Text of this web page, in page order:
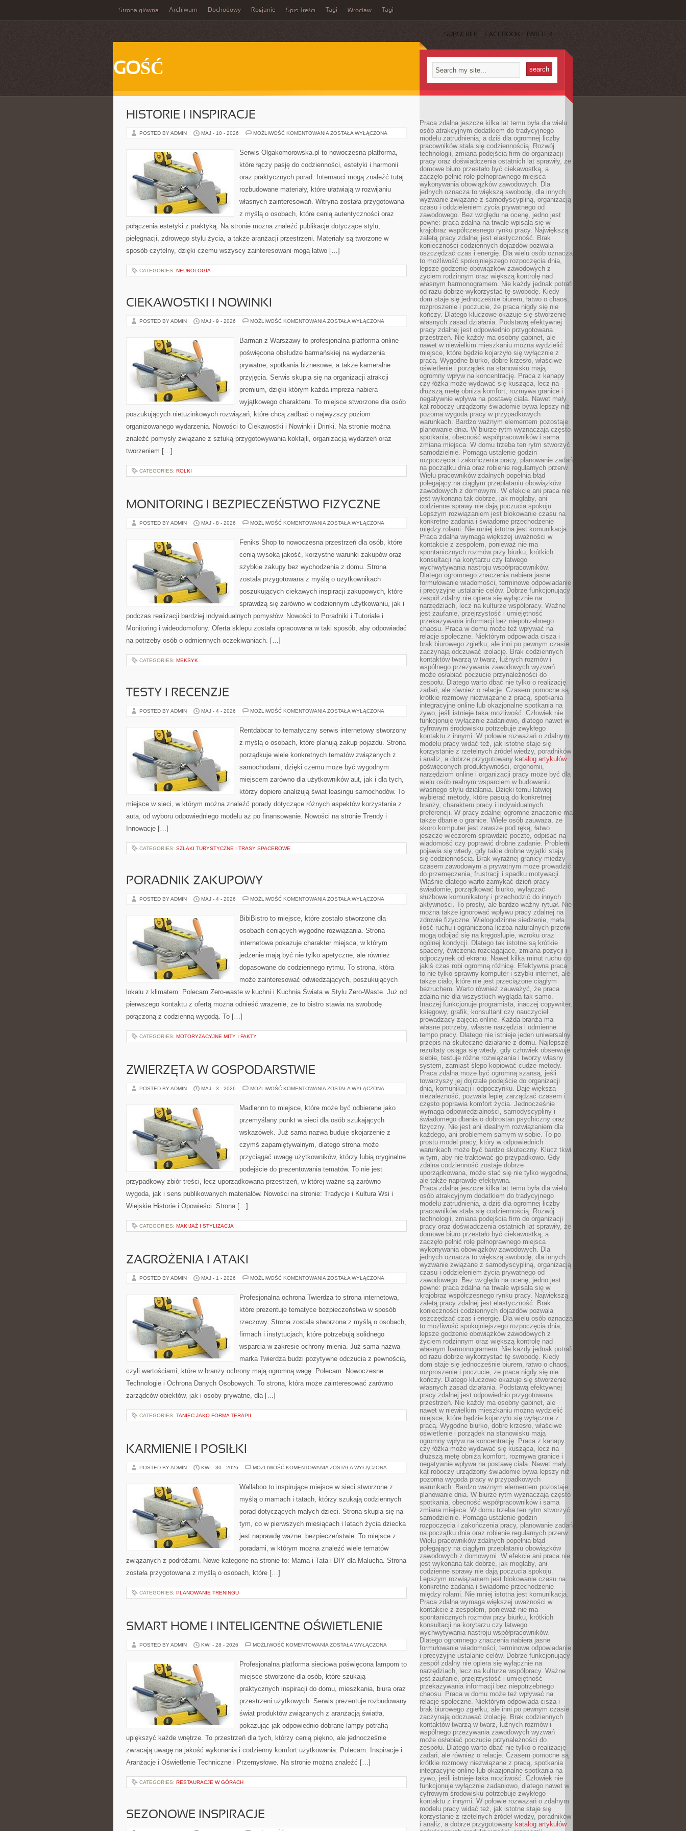
Strona główna Archiwum Dochodowy Rosjanie Spis Treści Tagi Wrocław Tagi
SUBSCRIBE FACEBOOK TWITTER
GOŚĆ
HISTORIE I INSPIRACJE
POSTED BY ADMIN MAJ - 10 - 2026 MOŻLIWOŚĆ KOMENTOWANIA HISTORIE
ZOSTAŁA WYŁĄCZONA
Serwis Olgakomorowska.pl to nowoczesna platforma,
które łączy pasję do codzienności, estetyki i harmonii
oraz praktycznych porad. Internauci mogą znaleźć tutaj
rozbudowane materiały, które ułatwiają w rozwijaniu
własnych zainteresowań. Witryna została przygotowana
z myślą o osobach, które cenią autentyczności oraz
połączenia estetyki z praktyką. Na stronie można znaleźć publikacje dotyczące stylu,
pielęgnacji, zdrowego stylu życia, a także aranżacji przestrzeni. Materiały są tworzone w
sposób czytelny, dzięki czemu wszyscy zainteresowani mogą łatwo […]
CATEGORIES: NEUROLOGIA
CIEKAWOSTKI I NOWINKI
POSTED BY ADMIN MAJ - 9 - 2026 MOŻLIWOŚĆ KOMENTOWANIA CIEKAWOSTKI
ZOSTAŁA WYŁĄCZONA
Barman z Warszawy to profesjonalna platforma online
poświęcona obsłudze barmańskiej na wydarzenia
prywatne, spotkania biznesowe, a także kameralne
przyjęcia. Serwis skupia się na organizacji atrakcji
premium, dzięki którym każda impreza nabiera
wyjątkowego charakteru. To miejsce stworzone dla osób
poszukujących nietuzinkowych rozwiązań, które chcą zadbać o najwyższy poziom
organizowanego wydarzenia. Nowości to Ciekawostki i Nowinki i Drinki. Na stronie można
znaleźć pomysły związane z sztuką przygotowywania koktajli, organizacją wydarzeń oraz
tworzeniem […]
CATEGORIES: ROLKI
MONITORING I BEZPIECZEŃSTWO FIZYCZNE
POSTED BY ADMIN MAJ - 8 - 2026 MOŻLIWOŚĆ KOMENTOWANIA MONITORING
FIZYCZNE
ZOSTAŁA WYŁĄCZONA
Feniks Shop to nowoczesna przestrzeń dla osób, które
cenią wysoką jakość, korzystne warunki zakupów oraz
szybkie zakupy bez wychodzenia z domu. Strona
została przygotowana z myślą o użytkownikach
poszukujących ciekawych inspiracji zakupowych, które
sprawdzą się zarówno w codziennym użytkowaniu, jak i
podczas realizacji bardziej indywidualnych pomysłów. Nowości to Poradniki i Tutoriale i
Monitoring i wideodomofony. Oferta sklepu została opracowana w taki sposób, aby odpowiadać
na potrzeby osób o odmiennych oczekiwaniach. […]
CATEGORIES: MEKSYK
TESTY I RECENZJE
POSTED BY ADMIN MAJ - 4 - 2026 MOŻLIWOŚĆ KOMENTOWANIA TESTY
ZOSTAŁA WYŁĄCZONA
Rentdabcar to tematyczny serwis internetowy stworzony
z myślą o osobach, które planują zakup pojazdu. Strona
porządkuje wiele konkretnych tematów związanych z
samochodami, dzięki czemu może być wygodnym
miejscem zarówno dla użytkowników aut, jak i dla tych,
którzy dopiero analizują świat leasingu samochodów. To
miejsce w sieci, w którym można znaleźć porady dotyczące różnych aspektów korzystania z
auta, od wyboru odpowiedniego modelu aż po finansowanie. Nowości na stronie Trendy i
Innowacje […]
CATEGORIES: SZLAKI TURYSTYCZNE I TRASY SPACEROWE
PORADNIK ZAKUPOWY
POSTED BY ADMIN MAJ - 4 - 2026 MOŻLIWOŚĆ KOMENTOWANIA PORADNIK
ZOSTAŁA WYŁĄCZONA
BibiBistro to miejsce, które zostało stworzone dla
osobach ceniących wygodne rozwiązania. Strona
internetowa pokazuje charakter miejsca, w którym
jedzenie mają być nie tylko apetyczne, ale również
dopasowane do codziennego rytmu. To strona, która
może zainteresować odwiedzających, poszukujących
lokalu z klimatem. Polecam Zero-waste w kuchni i Kuchnia Świata w Stylu Zero-Waste. Już od
pierwszego kontaktu z ofertą można odnieść wrażenie, że to bistro stawia na swobodę
połączoną z codzienną wygodą. To […]
CATEGORIES: MOTORYZACYJNE MITY I FAKTY
ZWIERZĘTA W GOSPODARSTWIE
POSTED BY ADMIN MAJ - 3 - 2026 MOŻLIWOŚĆ KOMENTOWANIA ZWIERZĘTA
ZOSTAŁA WYŁĄCZONA
Madlennn to miejsce, które może być odbierane jako
przemyślany punkt w sieci dla osób szukających
wskazówek. Już sama nazwa buduje skojarzenie z
czymś zapamiętywalnym, dlatego strona może
przyciągać uwagę użytkowników, którzy lubią oryginalne
podejście do prezentowania tematów. To nie jest
przypadkowy zbiór treści, lecz uporządkowana przestrzeń, w której ważne są zarówno
wygoda, jak i sens publikowanych materiałów. Nowości na stronie: Tradycje i Kultura Wsi i
Wiejskie Historie i Opowieści. Strona […]
CATEGORIES: MAKIJAŻ I STYLIZACJA
ZAGROŻENIA I ATAKI
POSTED BY ADMIN MAJ - 1 - 2026 MOŻLIWOŚĆ KOMENTOWANIA ZAGROŻENIA
ZOSTAŁA WYŁĄCZONA
Profesjonalna ochrona Twierdza to strona internetowa,
które prezentuje tematyce bezpieczeństwa w sposób
rzeczowy. Strona została stworzona z myślą o osobach,
firmach i instytucjach, które potrzebują solidnego
wsparcia w zakresie ochrony mienia. Już sama nazwa
marka Twierdza budzi pozytywne odczucia z pewnością,
czyli wartościami, które w branży ochrony mają ogromną wagę. Polecam: Nowoczesne
Technologie i Ochrona Danych Osobowych. To strona, która może zainteresować zarówno
zarządców obiektów, jak i osoby prywatne, dla […]
CATEGORIES: TANIEC JAKO FORMA TERAPII
KARMIENIE I POSIŁKI
POSTED BY ADMIN KWI - 30 - 2026 MOŻLIWOŚĆ KOMENTOWANIA KARMIENIE
ZOSTAŁA WYŁĄCZONA
Wallaboo to inspirujące miejsce w sieci stworzone z
myślą o mamach i tatach, którzy szukają codziennych
porad dotyczących małych dzieci. Strona skupia się na
tym, co w pierwszych miesiącach i latach życia dziecka
jest naprawdę ważne: bezpieczeństwie. To miejsce z
poradami, w którym można znaleźć wiele tematów
związanych z podróżami. Nowe kategorie na stronie to: Mama i Tata i DIY dla Malucha. Strona
została przygotowana z myślą o osobach, które […]
CATEGORIES: PLANOWANIE TRENINGU
SMART HOME I INTELIGENTNE OŚWIETLENIE
POSTED BY ADMIN KWI - 28 - 2026 MOŻLIWOŚĆ KOMENTOWANIA SMART
INTELIGENTNE
OŚWIETLENIE
ZOSTAŁA WYŁĄCZONA
Profesjonalna platforma sieciowa poświęcona lampom to
miejsce stworzone dla osób, które szukają
praktycznych inspiracji do domu, mieszkania, biura oraz
przestrzeni użytkowych. Serwis prezentuje rozbudowany
świat produktów związanych z aranżacją światła,
pokazując jak odpowiednio dobrane lampy potrafią
upiększyć każde wnętrze. To przestrzeń dla tych, którzy cenią piękno, ale jednocześnie
zwracają uwagę na jakość wykonania i codzienny komfort użytkowania. Polecam: Inspiracje i
Aranżacje i Oświetlenie Techniczne i Przemysłowe. Na stronie można znaleźć […]
CATEGORIES: RESTAURACJE W GÓRACH
SEZONOWE INSPIRACJE
Praca zdalna jeszcze kilka lat temu była dla wielu
osób atrakcyjnym dodatkiem do tradycyjnego
modelu zatrudnienia, a dziś dla ogromnej liczby
pracowników stała się codziennością. Rozwój
technologii, zmiana podejścia firm do organizacji
pracy oraz doświadczenia ostatnich lat sprawiły, że
domowe biuro przestało być ciekawostką, a
zaczęło pełnić rolę pełnoprawnego miejsca
wykonywania obowiązków zawodowych. Dla
jednych oznacza to większą swobodę, dla innych
wyzwanie związane z samodyscypliną, organizacją
czasu i oddzieleniem życia prywatnego od
zawodowego. Bez względu na ocenę, jedno jest
pewne: praca zdalna na trwałe wpisała się w
krajobraz współczesnego rynku pracy. Największą
zaletą pracy zdalnej jest elastyczność. Brak
konieczności codziennych dojazdów pozwala
oszczędzać czas i energię. Dla wielu osób oznacza
to możliwość spokojniejszego rozpoczęcia dnia,
lepsze godzenie obowiązków zawodowych z
życiem rodzinnym oraz większą kontrolę nad
własnym harmonogramem. Nie każdy jednak potrafi
od razu dobrze wykorzystać tę swobodę. Kiedy
dom staje się jednocześnie biurem, łatwo o chaos,
rozproszenie i poczucie, że praca nigdy się nie
kończy. Dlatego kluczowe okazuje się stworzenie
własnych zasad działania. Podstawą efektywnej
pracy zdalnej jest odpowiednio przygotowana
przestrzeń. Nie każdy ma osobny gabinet, ale
nawet w niewielkim mieszkaniu można wydzielić
miejsce, które będzie kojarzyło się wyłącznie z
pracą. Wygodne biurko, dobre krzesło, właściwe
oświetlenie i porządek na stanowisku mają
ogromny wpływ na koncentrację. Praca z kanapy
czy łóżka może wydawać się kusząca, lecz na
dłuższą metę obniża komfort, rozmywa granice i
negatywnie wpływa na postawę ciała. Nawet mały
kąt roboczy urządzony świadomie bywa lepszy niż
pozorna wygoda pracy w przypadkowych
warunkach. Bardzo ważnym elementem pozostaje
planowanie dnia. W biurze rytm wyznaczają często
spotkania, obecność współpracowników i sama
zmiana miejsca. W domu trzeba ten rytm stworzyć
samodzielnie. Pomaga ustalenie godzin
rozpoczęcia i zakończenia pracy, planowanie zadań
na początku dnia oraz robienie regularnych przerw.
Wielu pracowników zdalnych popełnia błąd
polegający na ciągłym przeplataniu obowiązków
zawodowych z domowymi. W efekcie ani praca nie
jest wykonana tak dobrze, jak mogłaby, ani
codzienne sprawy nie dają poczucia spokoju.
Lepszym rozwiązaniem jest blokowanie czasu na
konkretne zadania i świadome przechodzenie
między rolami. Nie mniej istotna jest komunikacja.
Praca zdalna wymaga większej uważności w
kontakcie z zespołem, ponieważ nie ma
spontanicznych rozmów przy biurku, krótkich
konsultacji na korytarzu czy łatwego
wychwytywania nastroju współpracowników.
Dlatego ogromnego znaczenia nabiera jasne
formułowanie wiadomości, terminowe odpowiadanie
i precyzyjne ustalanie celów. Dobrze funkcjonujący
zespół zdalny nie opiera się wyłącznie na
narzędziach, lecz na kulturze współpracy. Ważne
jest zaufanie, przejrzystość i umiejętność
przekazywania informacji bez niepotrzebnego
chaosu. Praca w domu może też wpływać na
relacje społeczne. Niektórym odpowiada cisza i
brak biurowego zgiełku, ale inni po pewnym czasie
zaczynają odczuwać izolację. Brak codziennych
kontaktów twarzą w twarz, luźnych rozmów i
wspólnego przeżywania zawodowych wyzwań
może osłabiać poczucie przynależności do
zespołu. Dlatego warto dbać nie tylko o realizację
zadań, ale również o relacje. Czasem pomocne są
krótkie rozmowy niezwiązane z pracą, spotkania
integracyjne online lub okazjonalne spotkania na
żywo, jeśli istnieje taka możliwość. Człowiek nie
funkcjonuje wyłącznie zadaniowo, dlatego nawet w
cyfrowym środowisku potrzebuje zwykłego
kontaktu z innymi. W połowie rozważań o zdalnym
modelu pracy widać też, jak istotne staje się
korzystanie z rzetelnych źródeł wiedzy, poradników
i analiz, a dobrze przygotowany katalog artykułów
poświęconych produktywności, ergonomii,
narzędziom online i organizacji pracy może być dla
wielu osób realnym wsparciem w budowaniu
własnego stylu działania. Dzięki temu łatwiej
wybierać metody, które pasują do konkretnej
branży, charakteru pracy i indywidualnych
preferencji. W pracy zdalnej ogromne znaczenie ma
także dbanie o granice. Wiele osób zauważa, że
skoro komputer jest zawsze pod ręką, łatwo
jeszcze wieczorem sprawdzić pocztę, odpisać na
wiadomość czy poprawić drobne zadanie. Problem
pojawia się wtedy, gdy takie drobne wyjątki stają
się codziennością. Brak wyraźnej granicy między
czasem zawodowym a prywatnym może prowadzić
do przemęczenia, frustracji i spadku motywacji.
Właśnie dlatego warto zamykać dzień pracy
świadomie, porządkować biurko, wyłączać
służbowe komunikatory i przechodzić do innych
aktywności. To prosty, ale bardzo ważny rytuał. Nie
można także ignorować wpływu pracy zdalnej na
zdrowie fizyczne. Wielogodzinne siedzenie, mała
ilość ruchu i ograniczona liczba naturalnych przerw
mogą odbijać się na kręgosłupie, wzroku oraz
ogólnej kondycji. Dlatego tak istotne są krótkie
spacery, ćwiczenia rozciągające, zmiana pozycji i
odpoczynek od ekranu. Nawet kilka minut ruchu co
jakiś czas robi ogromną różnicę. Efektywna praca
to nie tylko sprawny komputer i szybki internet, ale
także ciało, które nie jest przeciążone ciągłym
bezruchem. Warto również zauważyć, że praca
zdalna nie dla wszystkich wygląda tak samo.
Inaczej funkcjonuje programista, inaczej copywriter,
księgowy, grafik, konsultant czy nauczyciel
prowadzący zajęcia online. Każda branża ma
własne potrzeby, własne narzędzia i odmienne
tempo pracy. Dlatego nie istnieje jeden uniwersalny
przepis na skuteczne działanie z domu. Najlepsze
rezultaty osiąga się wtedy, gdy człowiek obserwuje
siebie, testuje różne rozwiązania i tworzy własny
system, zamiast ślepo kopiować cudze metody.
Praca zdalna może być ogromną szansą, jeśli
towarzyszy jej dojrzałe podejście do organizacji
dnia, komunikacji i odpoczynku. Daje większą
niezależność, pozwala lepiej zarządzać czasem i
często poprawia komfort życia. Jednocześnie
wymaga odpowiedzialności, samodyscypliny i
świadomego dbania o dobrostan psychiczny oraz
fizyczny. Nie jest ani idealnym rozwiązaniem dla
każdego, ani problemem samym w sobie. To po
prostu model pracy, który w odpowiednich
warunkach może być bardzo skuteczny. Klucz tkwi
w tym, aby nie traktować go przypadkowo. Gdy
zdalna codzienność zostaje dobrze
uporządkowana, może stać się nie tylko wygodna,
ale także naprawdę efektywna.
Praca zdalna jeszcze kilka lat temu była dla wielu
osób atrakcyjnym dodatkiem do tradycyjnego
modelu zatrudnienia, a dziś dla ogromnej liczby
pracowników stała się codziennością. Rozwój
technologii, zmiana podejścia firm do organizacji
pracy oraz doświadczenia ostatnich lat sprawiły, że
domowe biuro przestało być ciekawostką, a
zaczęło pełnić rolę pełnoprawnego miejsca
wykonywania obowiązków zawodowych. Dla
jednych oznacza to większą swobodę, dla innych
wyzwanie związane z samodyscypliną, organizacją
czasu i oddzieleniem życia prywatnego od
zawodowego. Bez względu na ocenę, jedno jest
pewne: praca zdalna na trwałe wpisała się w
krajobraz współczesnego rynku pracy. Największą
zaletą pracy zdalnej jest elastyczność. Brak
konieczności codziennych dojazdów pozwala
oszczędzać czas i energię. Dla wielu osób oznacza
to możliwość spokojniejszego rozpoczęcia dnia,
lepsze godzenie obowiązków zawodowych z
życiem rodzinnym oraz większą kontrolę nad
własnym harmonogramem. Nie każdy jednak potrafi
od razu dobrze wykorzystać tę swobodę. Kiedy
dom staje się jednocześnie biurem, łatwo o chaos,
rozproszenie i poczucie, że praca nigdy się nie
kończy. Dlatego kluczowe okazuje się stworzenie
własnych zasad działania. Podstawą efektywnej
pracy zdalnej jest odpowiednio przygotowana
przestrzeń. Nie każdy ma osobny gabinet, ale
nawet w niewielkim mieszkaniu można wydzielić
miejsce, które będzie kojarzyło się wyłącznie z
pracą. Wygodne biurko, dobre krzesło, właściwe
oświetlenie i porządek na stanowisku mają
ogromny wpływ na koncentrację. Praca z kanapy
czy łóżka może wydawać się kusząca, lecz na
dłuższą metę obniża komfort, rozmywa granice i
negatywnie wpływa na postawę ciała. Nawet mały
kąt roboczy urządzony świadomie bywa lepszy niż
pozorna wygoda pracy w przypadkowych
warunkach. Bardzo ważnym elementem pozostaje
planowanie dnia. W biurze rytm wyznaczają często
spotkania, obecność współpracowników i sama
zmiana miejsca. W domu trzeba ten rytm stworzyć
samodzielnie. Pomaga ustalenie godzin
rozpoczęcia i zakończenia pracy, planowanie zadań
na początku dnia oraz robienie regularnych przerw.
Wielu pracowników zdalnych popełnia błąd
polegający na ciągłym przeplataniu obowiązków
zawodowych z domowymi. W efekcie ani praca nie
jest wykonana tak dobrze, jak mogłaby, ani
codzienne sprawy nie dają poczucia spokoju.
Lepszym rozwiązaniem jest blokowanie czasu na
konkretne zadania i świadome przechodzenie
między rolami. Nie mniej istotna jest komunikacja.
Praca zdalna wymaga większej uważności w
kontakcie z zespołem, ponieważ nie ma
spontanicznych rozmów przy biurku, krótkich
konsultacji na korytarzu czy łatwego
wychwytywania nastroju współpracowników.
Dlatego ogromnego znaczenia nabiera jasne
formułowanie wiadomości, terminowe odpowiadanie
i precyzyjne ustalanie celów. Dobrze funkcjonujący
zespół zdalny nie opiera się wyłącznie na
narzędziach, lecz na kulturze współpracy. Ważne
jest zaufanie, przejrzystość i umiejętność
przekazywania informacji bez niepotrzebnego
chaosu. Praca w domu może też wpływać na
relacje społeczne. Niektórym odpowiada cisza i
brak biurowego zgiełku, ale inni po pewnym czasie
zaczynają odczuwać izolację. Brak codziennych
kontaktów twarzą w twarz, luźnych rozmów i
wspólnego przeżywania zawodowych wyzwań
może osłabiać poczucie przynależności do
zespołu. Dlatego warto dbać nie tylko o realizację
zadań, ale również o relacje. Czasem pomocne są
krótkie rozmowy niezwiązane z pracą, spotkania
integracyjne online lub okazjonalne spotkania na
żywo, jeśli istnieje taka możliwość. Człowiek nie
funkcjonuje wyłącznie zadaniowo, dlatego nawet w
cyfrowym środowisku potrzebuje zwykłego
kontaktu z innymi. W połowie rozważań o zdalnym
modelu pracy widać też, jak istotne staje się
korzystanie z rzetelnych źródeł wiedzy, poradników
i analiz, a dobrze przygotowany katalog artykułów